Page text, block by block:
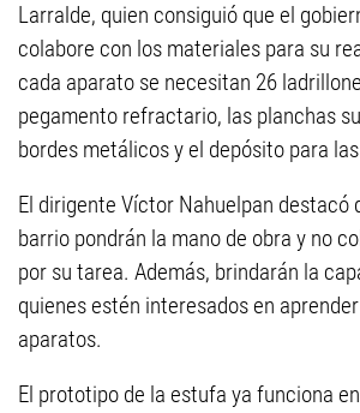
Larralde, quien consiguió que el
colabore con los materiales para su
cada aparato se necesitan 26
pegamento refractario, las planchas
bordes metálicos y el depósito para
El dirigente Víctor Nahuelpan destacó
barrio pondrán la mano de obra y no
por su tarea. Además, brindarán la
quienes estén interesados en
aparatos.
El prototipo de la estufa ya funciona